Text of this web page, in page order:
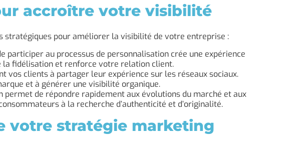
accroître votre visibilité
stratégiques pour améliorer la visibilité de votre entreprise :
participer au processus de personnalisation crée une expérience
la fidélisation et renforce votre relation client.
vos clients à partager leur expérience sur les réseaux sociaux.
et à générer une visibilité organique.
de répondre rapidement aux évolutions du marché et aux
à la recherche d’authenticité et d’originalité.
votre stratégie marketing